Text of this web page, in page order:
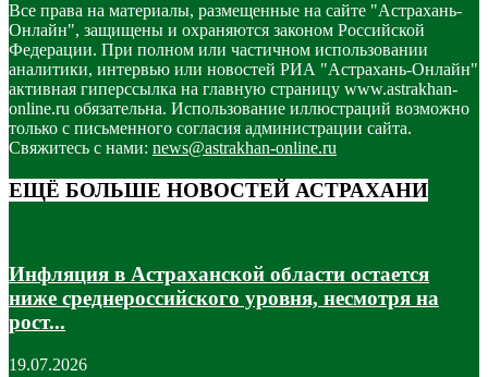
Все права на материалы, размещенные на сайте "Астрахань-
Онлайн", защищены и охраняются законом Российской
Федерации. При полном или частичном использовании
аналитики, интервью или новостей РИА "Астрахань-Онлайн"
активная гиперссылка на главную страницу www.astrakhan-
online.ru обязательна. Использование иллюстраций возможно
только с письменного согласия администрации сайта.
Свяжитесь с нами: news@astrakhan-online.ru
ЕЩЁ БОЛЬШЕ НОВОСТЕЙ АСТРАХАНИ
Инфляция в Астраханской области остается
ниже среднероссийского уровня, несмотря на
рост...
19.07.2026